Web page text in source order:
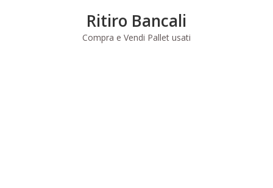
Ritiro Bancali
Compra e Vendi Pallet usati